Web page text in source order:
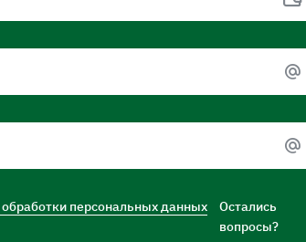
обработки персональных данных
Остались
вопросы?